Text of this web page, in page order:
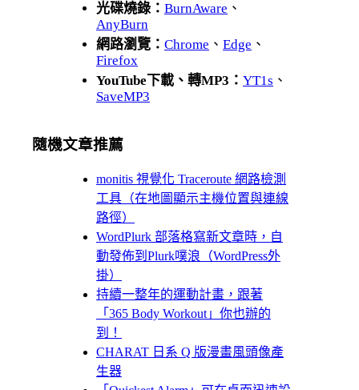
光碟燒錄： BurnAware 、
AnyBurn
網路瀏覽： Chrome 、 Edge 、
Firefox
YouTube下載、轉MP3： YT1s 、
SaveMP3
隨機文章推薦
monitis 視覺化 Traceroute 網路檢測
工具（在地圖顯示主機位置與連線
路徑）
WordPlurk 部落格寫新文章時，自
動發佈到Plurk噗浪（WordPress外
掛）
持續一整年的運動計畫，跟著
「365 Body Workout」你也辦的
到！
CHARAT 日系 Q 版漫畫風頭像產
生器